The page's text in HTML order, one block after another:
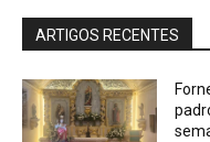
ARTIGOS RECENTES